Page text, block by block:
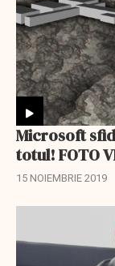
Microsoft
totul! FOTO
15 NOIEMBRIE 2019